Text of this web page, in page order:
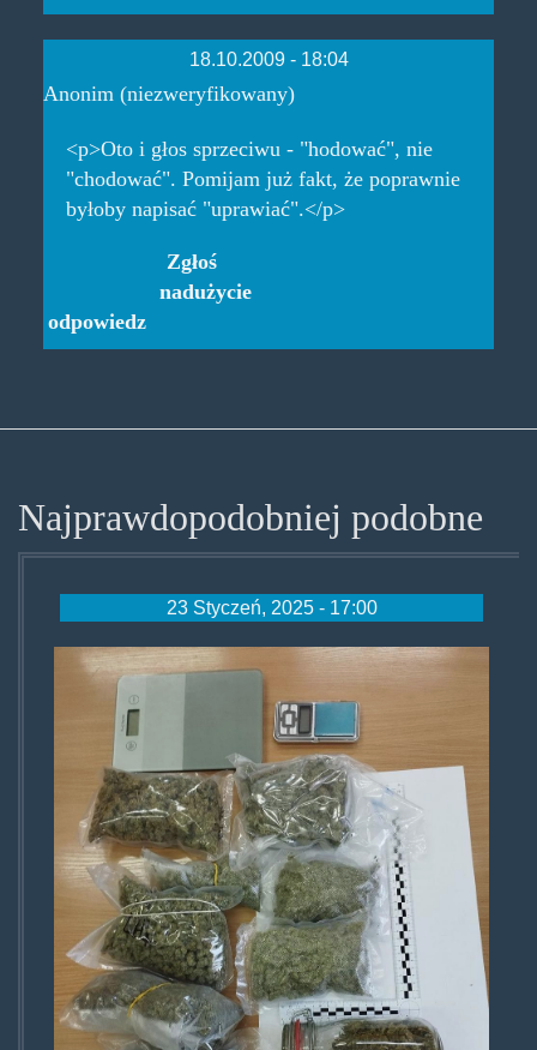
18.10.2009 - 18:04
Anonim (niezweryfikowany)
<p>Oto i głos sprzeciwu - "hodować", nie
"chodować". Pomijam już fakt, że poprawnie
byłoby napisać "uprawiać".</p>
odpowiedz
Zgłoś
nadużycie
Najprawdopodobniej podobne
23 Styczeń, 2025 - 17:00
102-
269543-
1247508.jpg